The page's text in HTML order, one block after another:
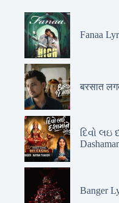
Fanaa
बरसात
દિવો લઇ
Banger